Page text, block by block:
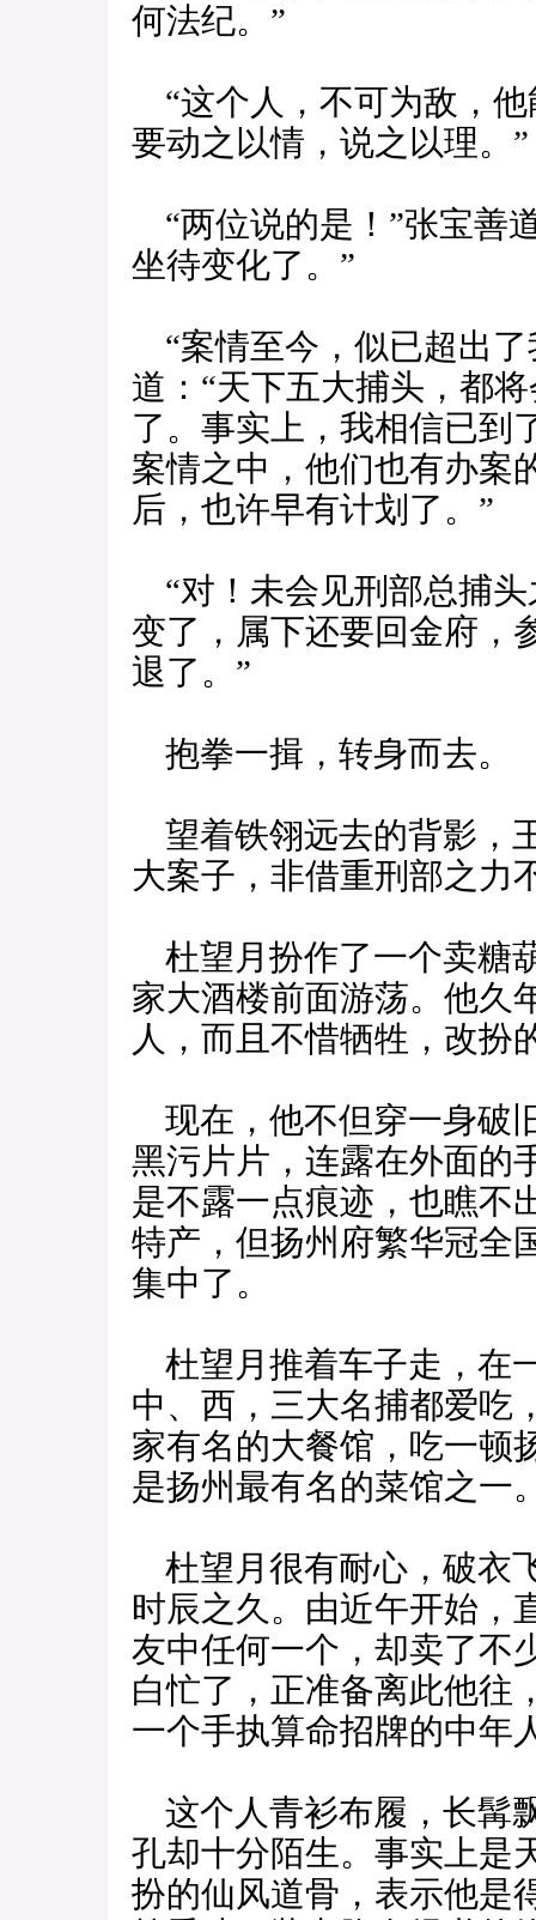
何法纪。”
“这个人，不可为敌，他
要动之以情，说之以理。”
“两位说的是！”张宝善
坐待变化了。”
“案情至今，似已超出了
道：“天下五大捕头，都
了。事实上，我相信已到
案情之中，他们也有办案
后，也许早有计划了。”
“对！未会见刑部总捕头
变了，属下还要回金府，
退了。”
抱拳一揖，转身而去。
望着铁翎远去的背影，
大案子，非借重刑部之力
杜望月扮作了一个卖糖
家大酒楼前面游荡。他久
人，而且不惜牺牲，改扮
现在，他不但穿一身破
黑污片片，连露在外面的
是不露一点痕迹，也瞧不
特产，但扬州府繁华冠全
集中了。
杜望月推着车子走，在
中、西，三大名捕都爱吃
家有名的大餐馆，吃一顿
是扬州最有名的菜馆之一
杜望月很有耐心，破衣
时辰之久。由近午开始，
友中任何一个，却卖了不
白忙了，正准备离此他往
一个手执算命招牌的中年
这个人青衫布履，长髯
孔却十分陌生。事实上是
扮的仙风道骨，表示他是